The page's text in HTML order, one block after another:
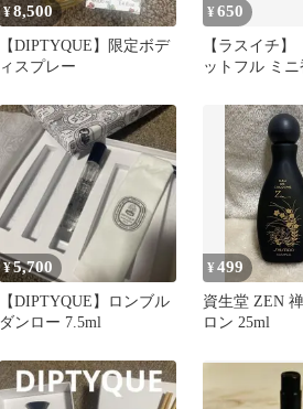
¥8,500
【DIPTYQUE】限定ボデ
ィスプレー
¥650
【ラスイチ】
ットフル ミニ
¥5,700
【DIPTYQUE】ロンブル
ダンロー 7.5ml
¥499
資生堂 ZEN
ロン 25ml